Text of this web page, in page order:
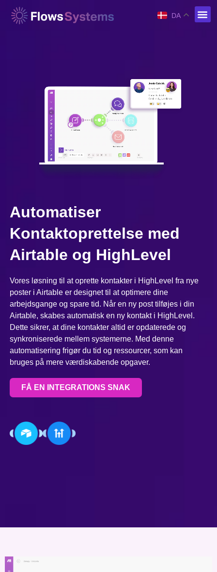
DA
Automatiser
Kontaktoprettelse med
Airtable og HighLevel
Vores løsning til at oprette kontakter i HighLevel fra nye
poster i Airtable er designet til at optimere dine
arbejdsgange og spare tid. Når en ny post tilføjes i din
Airtable, skabes automatisk en ny kontakt i HighLevel.
Dette sikrer, at dine kontakter altid er opdaterede og
synkroniserede mellem systemerne. Med denne
automatisering frigør du tid og ressourcer, som kan
bruges på mere værdiskabende opgaver.
FÅ EN INTEGRATIONS SNAK